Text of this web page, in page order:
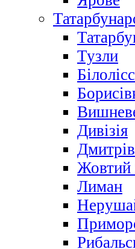
Тузли
Дивізія
Жовтий
Лиман